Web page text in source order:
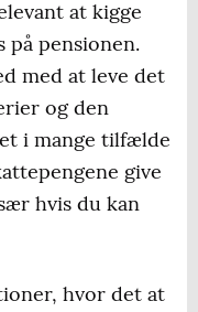
at kigge
på pensionen.
med at leve det
og den
i mange tilfælde
give
hvis du kan
hvor det at